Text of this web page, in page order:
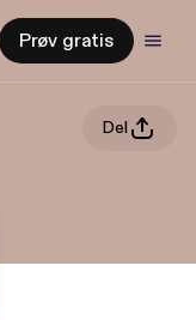
Prøv gratis
Del